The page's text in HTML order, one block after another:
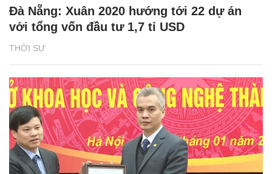
THỜI SỰ
Đà Nẵng: Xuân 2020 hướng tới 22 dự án
với tổng vốn đầu tư 1,7 tỉ USD